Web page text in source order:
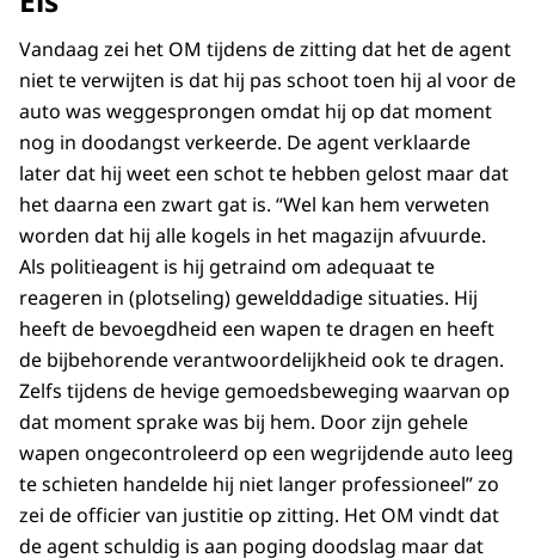
Vandaag zei het OM tijdens de zitting dat het de agent
niet te verwijten is dat hij pas schoot toen hij al voor de
auto was weggesprongen omdat hij op dat moment
nog in doodangst verkeerde. De agent verklaarde
later dat hij weet een schot te hebben gelost maar dat
het daarna een zwart gat is. “Wel kan hem verweten
worden dat hij alle kogels in het magazijn afvuurde.
Als politieagent is hij getraind om adequaat te
reageren in (plotseling) gewelddadige situaties. Hij
heeft de bevoegdheid een wapen te dragen en heeft
de bijbehorende verantwoordelijkheid ook te dragen.
Zelfs tijdens de hevige gemoedsbeweging waarvan op
dat moment sprake was bij hem. Door zijn gehele
wapen ongecontroleerd op een wegrijdende auto leeg
te schieten handelde hij niet langer professioneel” zo
zei de officier van justitie op zitting. Het OM vindt dat
de agent schuldig is aan poging doodslag maar dat